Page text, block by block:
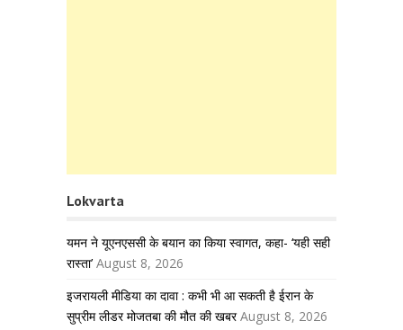
Lokvarta
यमन ने यूएनएससी के बयान का किया स्वागत, कहा- ‘यही सही
रास्ता’ August 8, 2026
इजरायली मीडिया का दावा : कभी भी आ सकती है ईरान के
सुप्रीम लीडर मोजतबा की मौत की खबर August 8, 2026